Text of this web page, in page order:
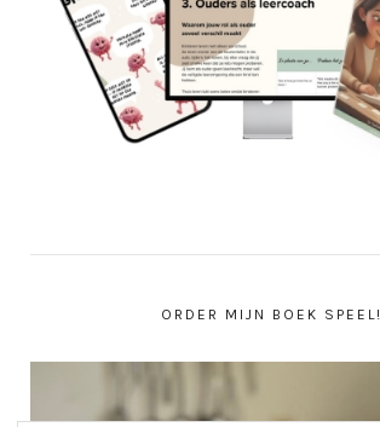
ORDER MIJN BOEK SPEEL!